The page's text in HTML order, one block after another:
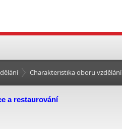
Charakteristika oboru vzdělání
a restaurování